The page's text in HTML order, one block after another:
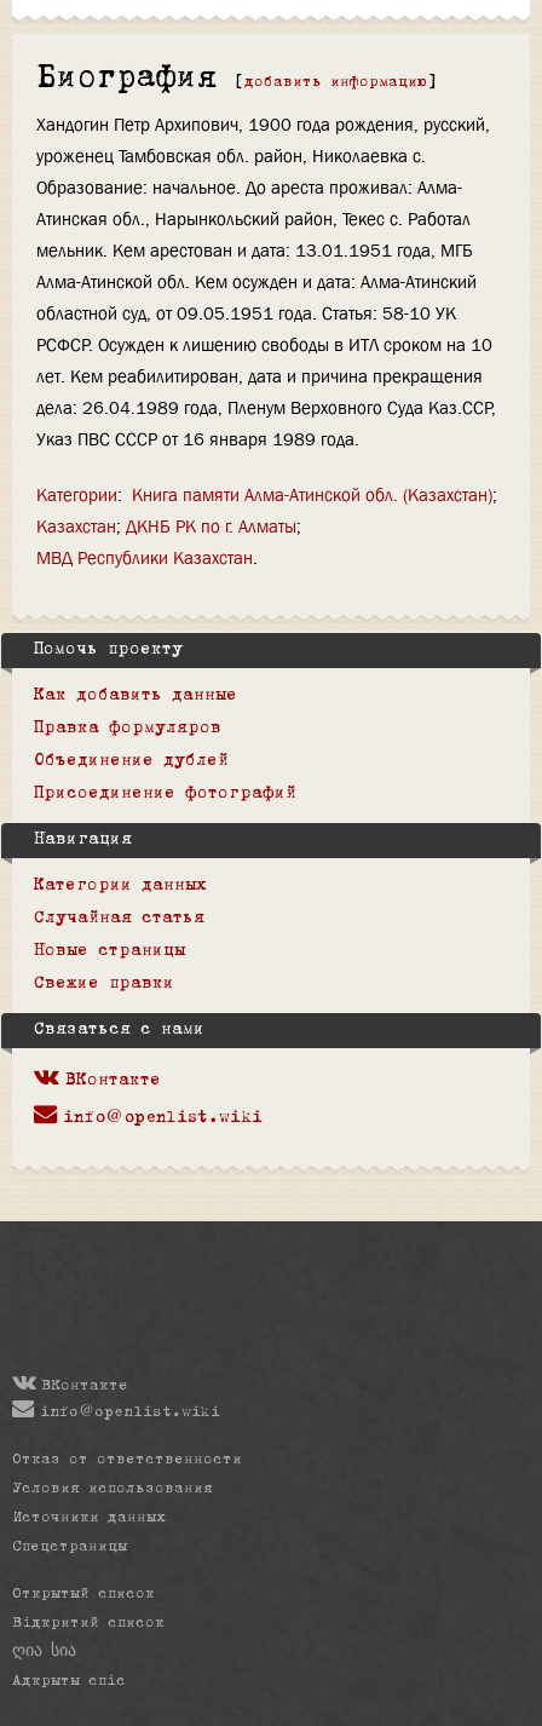
Биография [ добавить информацию ]
Хандогин Петр Архипович, 1900 года рождения, русский,
уроженец Тамбовская обл. район, Николаевка с.
Образование: начальное. До ареста проживал: Алма-
Атинская обл., Нарынкольский район, Текес с. Работал
мельник. Кем арестован и дата: 13.01.1951 года, МГБ
Алма-Атинской обл. Кем осужден и дата: Алма-Атинский
областной суд, от 09.05.1951 года. Статья: 58-10 УК
РСФСР. Осужден к лишению свободы в ИТЛ сроком на 10
лет. Кем реабилитирован, дата и причина прекращения
дела: 26.04.1989 года, Пленум Верховного Суда Каз.ССР,
Указ ПВС СССР от 16 января 1989 года.
Категории: Книга памяти Алма-Атинской обл. (Казахстан)
Казахстан ДКНБ РК по г. Алматы
МВД Республики Казахстан
Помочь проекту
Как добавить данные
Правка формуляров
Объединение дублей
Присоединение фотографий
Навигация
Категории данных
Случайная статья
Новые страницы
Свежие правки
Связаться с нами
ВКонтакте
info@openlist.wiki
ВКонтакте
info@openlist.wiki
Отказ от ответственности
Условия использования
Источники данных
Спецстраницы
Открытый список
Відкритий список
ღია სია
Адкрыты спіс